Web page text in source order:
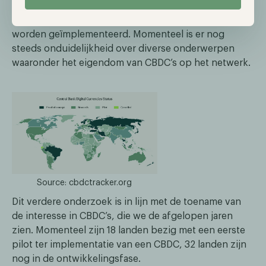
Er zijn echter nog enkele juridische vraagstukken die
moeten worden beantwoord voordat het systeem kan
worden geïmplementeerd. Momenteel is er nog
steeds onduidelijkheid over diverse onderwerpen
waaronder het eigendom van CBDC’s op het netwerk.
Source: cbdctracker.org
Dit verdere onderzoek is in lijn met de toename van
de interesse in CBDC’s, die we de afgelopen jaren
zien. Momenteel zijn 18 landen bezig met een eerste
pilot ter implementatie van een CBDC, 32 landen zijn
nog in de ontwikkelingsfase.